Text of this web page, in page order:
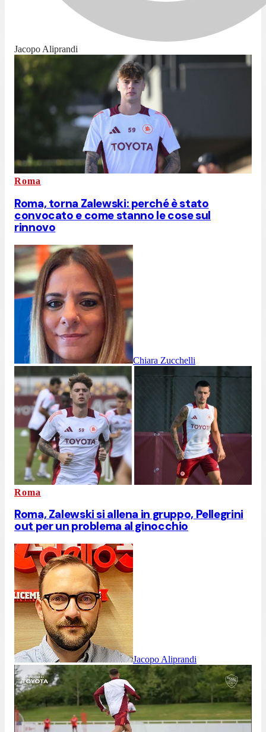
Jacopo Aliprandi
Roma
Roma, torna Zalewski: perché è stato
convocato e come stanno le cose sul
rinnovo
Chiara Zucchelli
Roma
Roma, Zalewski si allena in gruppo, Pellegrini
out per un problema al ginocchio
Jacopo Aliprandi